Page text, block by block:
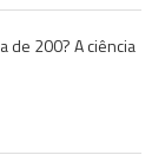
de 200? A ciência